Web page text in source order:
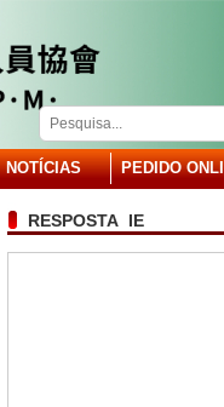
NOTÍCIAS PEDIDO
RESPOSTA IE